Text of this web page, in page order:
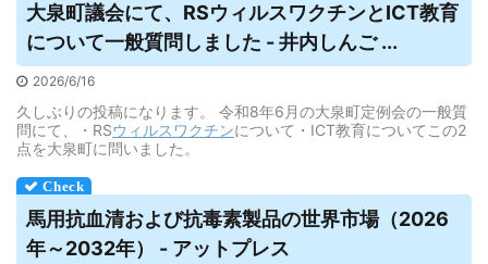
大泉町議会にて、RSウィルスワクチンとICT教育
について一般質問しました - 井内しんご ...
2026/6/16
久しぶりの投稿になります。 令和8年6月の大泉町定例会の一般質
問にて、・RSウィルス ワクチンについて・ICT教育についてこの2
点を大泉町に問いました。
馬用抗血清および抗毒素製品の世界市場（2026
年～2032年） - アットプレス